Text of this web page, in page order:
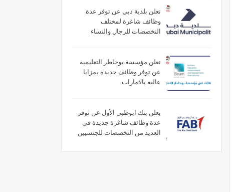
تعلن بلدية دبي عن توفر عدة
وظائف شاغرة لمختلف
التخصصات للرجال والنساء
تعلن مؤسسة بوخاطر التعليمية
عن توفر وظائف جديدة بمزايا
عاليه بالامارات
يعلن بنك ابوظبي الأول عن توفر
عدة وظائف شاغرة جديدة في
العديد من التخصصات للجنسيين